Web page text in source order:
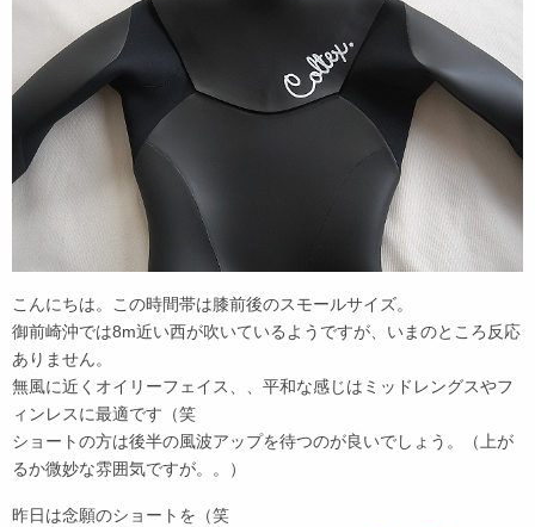
こんにちは。この時間帯は膝前後のスモールサイズ。
御前崎沖では8m近い西が吹いているようですが、いまのところ反応
ありません。
無風に近くオイリーフェイス、、平和な感じはミッドレングスやフ
ィンレスに最適です（笑
ショートの方は後半の風波アップを待つのが良いでしょう。（上が
るか微妙な雰囲気ですが。。）
昨日は念願のショートを（笑